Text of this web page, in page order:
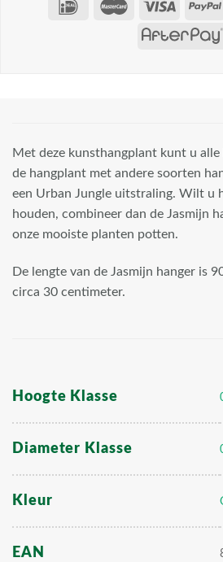
Met deze kunsthangplant kunt u
de hangplant met andere soorten
een Urban Jungle uitstraling. Wilt u
houden, combineer dan de Jasmijn
onze mooiste planten potten.
De lengte van de Jasmijn hanger is
circa 30 centimeter.
Hoogte Klasse
Diameter Klasse
Kleur
EAN